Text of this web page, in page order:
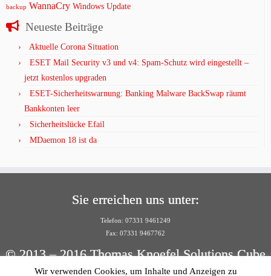
backup WannaCry Windows Update
Neueste Beiträge
Aktuelle Corona Situation
ESET Mail Security v3 und v4: Spam-Schutz wird eingestellt –
jetzt kostenlos upgraden
ESET-Sicherheitswarnung: Banking Malware BackSwap räumt
Bankkonten leer
Sicherheitslücke Efail
MDaemon 18 ist da
Sie erreichen uns unter:
Telefon: 07331 9461249
Fax: 07331 9467762
© 2013 – 2016 Thomas Knoefel Solutions Cube
Wir verwenden Cookies, um Inhalte und Anzeigen zu